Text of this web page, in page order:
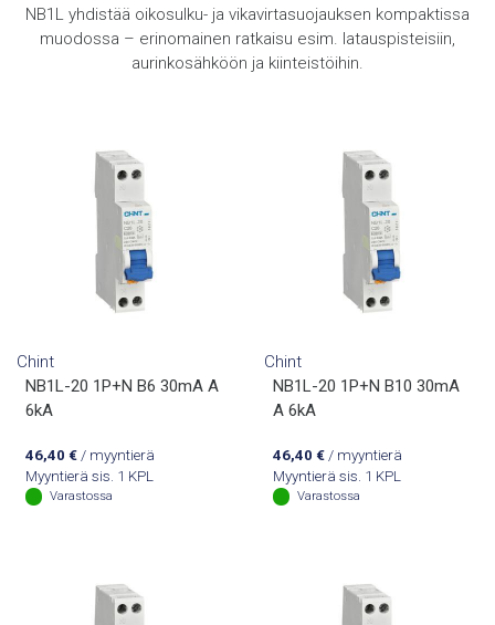
NB1L yhdistää oikosulku- ja vikavirtasuojauksen kompaktissa
muodossa – erinomainen ratkaisu esim. latauspisteisiin,
aurinkosähköön ja kiinteistöihin.
Chint
NB1L-20 1P+N B6 30mA A
6kA
46,40 €/ myyntierä
Myyntierä sis. 1 KPL
Varastossa
Chint
NB1L-20 1P+N B10 30mA
A 6kA
46,40 €/ myyntierä
Myyntierä sis. 1 KPL
Varastossa